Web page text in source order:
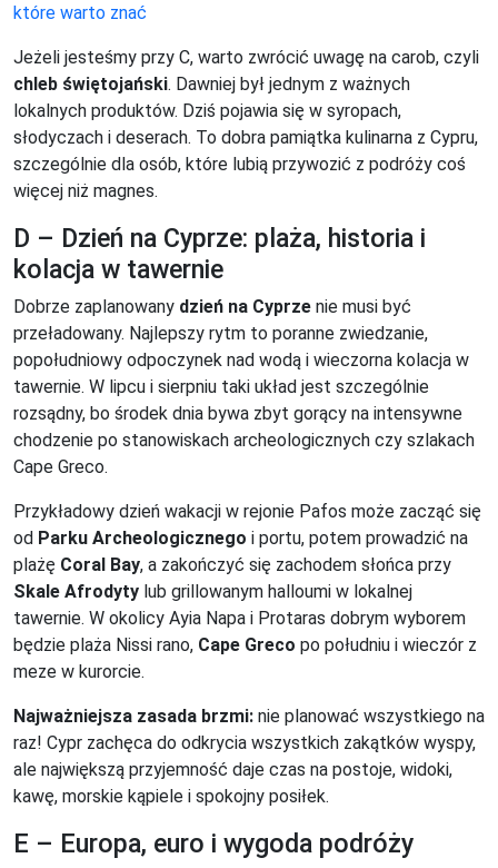
które warto znać
Jeżeli jesteśmy przy C, warto zwrócić uwagę na carob, czyli
chleb świętojański. Dawniej był jednym z ważnych
lokalnych produktów. Dziś pojawia się w syropach,
słodyczach i deserach. To dobra pamiątka kulinarna z Cypru,
szczególnie dla osób, które lubią przywozić z podróży coś
więcej niż magnes.
D – Dzień na Cyprze: plaża, historia i
kolacja w tawernie
Dobrze zaplanowany dzień na Cyprze nie musi być
przeładowany. Najlepszy rytm to poranne zwiedzanie,
popołudniowy odpoczynek nad wodą i wieczorna kolacja w
tawernie. W lipcu i sierpniu taki układ jest szczególnie
rozsądny, bo środek dnia bywa zbyt gorący na intensywne
chodzenie po stanowiskach archeologicznych czy szlakach
Cape Greco.
Przykładowy dzień wakacji w rejonie Pafos może zacząć się
od Parku Archeologicznego i portu, potem prowadzić na
plażę Coral Bay, a zakończyć się zachodem słońca przy
Skale Afrodyty lub grillowanym halloumi w lokalnej
tawernie. W okolicy Ayia Napa i Protaras dobrym wyborem
będzie plaża Nissi rano, Cape Greco po południu i wieczór z
meze w kurorcie.
Najważniejsza zasada brzmi: nie planować wszystkiego na
raz! Cypr zachęca do odkrycia wszystkich zakątków wyspy,
ale największą przyjemność daje czas na postoje, widoki,
kawę, morskie kąpiele i spokojny posiłek.
E – Europa, euro i wygoda podróży